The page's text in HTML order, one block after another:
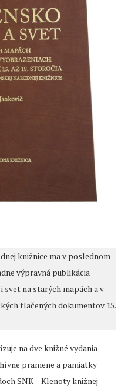
knižnice ma v poslednom
výpravná publikácia
svet na starých mapách a v
tlačených dokumentov 15.
na dve knižné vydania
pramene a pamiatky
SNK – Klenoty knižnej